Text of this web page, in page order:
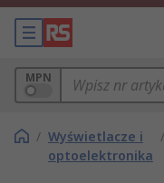
MPN
/ Wyświetlacze i
optoelektronika
/